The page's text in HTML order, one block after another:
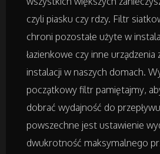
Kursy i
Tłumaczenia
Książki,
Handel
Biżuteria
czyli piasku czy rdzy. Filtr
chroni pozostałe użyte w
łazienkowe czy inne
instalacji w naszych domach.
początkowy filtr pamiętajmy,
dobrać wydajność do
powszechne jest ustawienie
dwukrotność maksymalnego